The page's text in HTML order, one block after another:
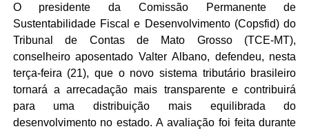
O presidente da Comissão Permanente de
Sustentabilidade Fiscal e Desenvolvimento (Copsfid) do
Tribunal de Contas de Mato Grosso (TCE-MT),
conselheiro aposentado Valter Albano, defendeu, nesta
terça-feira (21), que o novo sistema tributário brasileiro
tornará a arrecadação mais transparente e contribuirá
para uma distribuição mais equilibrada do
desenvolvimento no estado. A avaliação foi feita durante